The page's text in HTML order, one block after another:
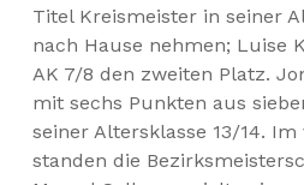
Titel Kreismeister in seiner
nach Hause nehmen; Luise
AK 7/8 den zweiten Platz.
mit sechs Punkten aus
seiner Altersklasse 13/14.
standen die